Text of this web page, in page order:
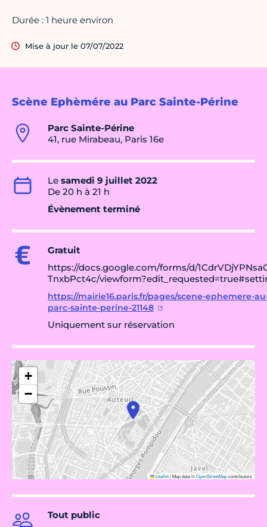
Scène Ephèmére au Parc Sainte-Périne
Parc Sainte-Périne
41, rue Mirabeau, Paris 16e
Le samedi 9 juillet 2022
De 20 h à 21 h
Évènement terminé
Gratuit
https://docs.google.com/forms/d/
TnxbPct4c/
https://mairie16.paris.fr/pages/scene-ephemere-
parc-sainte-perine-21148
Uniquement sur réservation
+
−
Leaflet|Map data ©OpenStreetMapcontributors
Tout public
Durée : 1 heure environ
Mise à jour le 07/07/2022